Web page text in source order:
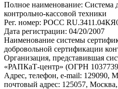
Полное наименование: Система
контрольно-кассовой техники
Рег. номер: РОСС
Дата регистрации: 04/20/2007
Наименование системы
добровольной сертификации
Организация, представившая
«РАПКаТ-центр» (ОГРН
Адрес, телефон, e-mail: 129090,
почтовый адрес: 125057,